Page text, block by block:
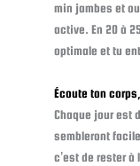
min jambes et
active. En 20 à
optimale et tu
Écoute ton
Chaque jour est
sembleront
c’est de rester à